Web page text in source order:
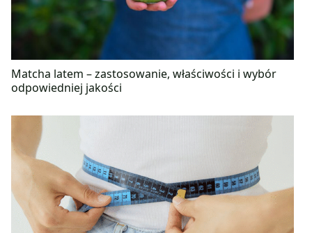
Matcha latem – zastosowanie, właściwości i wybór
odpowiedniej jakości